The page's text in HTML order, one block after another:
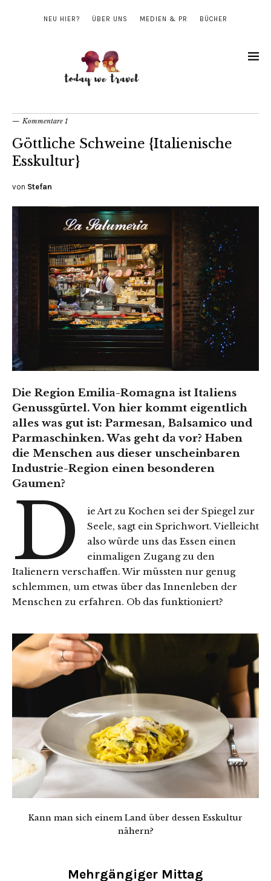
NEU HIER? ÜBER UNS MEDIEN & PR BÜCHER
Kommentare 1
Göttliche Schweine {Italienische
Esskultur}
von Stefan
Die Region Emilia-Romagna ist Italiens
Genussgürtel. Von hier kommt eigentlich
alles was gut ist: Parmesan, Balsamico und
Parmaschinken. Was geht da vor? Haben
die Menschen aus dieser unscheinbaren
Industrie-Region einen besonderen
Gaumen?
D
ie Art zu Kochen sei der Spiegel zur
Seele, sagt ein Sprichwort. Vielleicht
also würde uns das Essen einen
einmaligen Zugang zu den
Italienern verschaffen. Wir müssten nur genug
schlemmen, um etwas über das Innenleben der
Menschen zu erfahren. Ob das funktioniert?
Kann man sich einem Land über dessen Esskultur
nähern?
Mehrgängiger Mittag